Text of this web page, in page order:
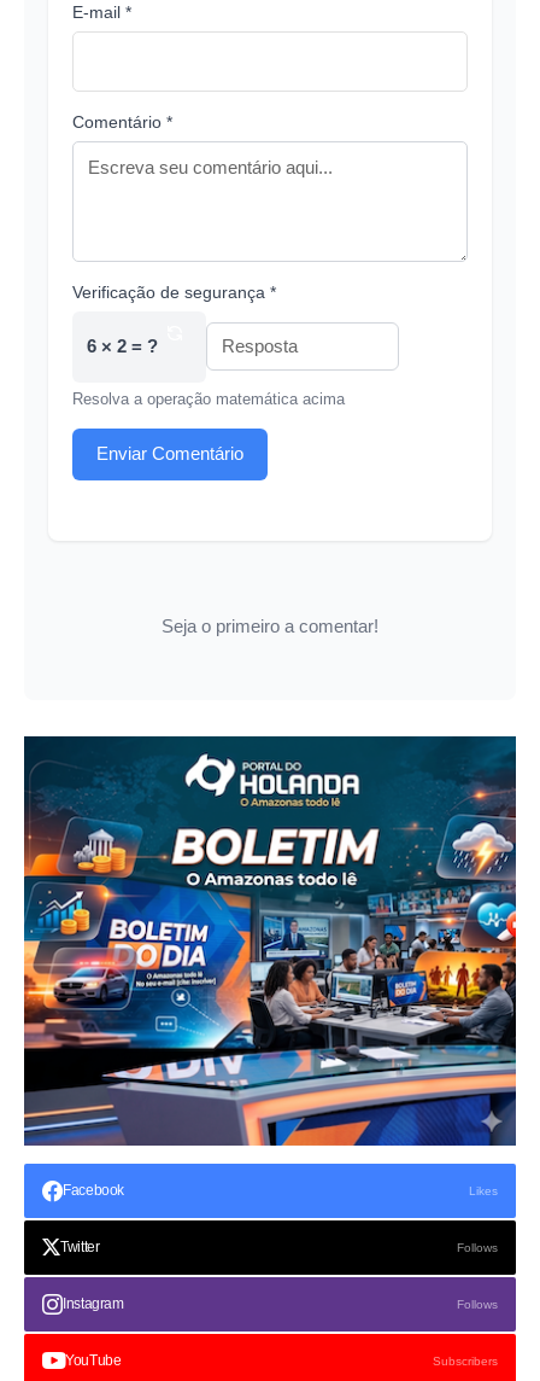
E-mail *
Comentário *
Verificação de segurança *
6 × 2 = ?
Resolva a operação matemática acima
Enviar Comentário
Seja o primeiro a comentar!
Facebook Likes
Twitter Follows
Instagram Follows
YouTube Subscribers